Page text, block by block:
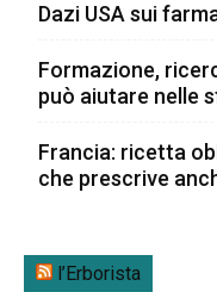
Dazi USA sui
Formazione,
può aiutare nelle
Francia: ricetta
che prescrive
l’Erborista